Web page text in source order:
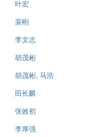
叶宏
裴刚
李文志
胡茂彬
胡茂彬, 马浩
田长麟
张效初
李厚强